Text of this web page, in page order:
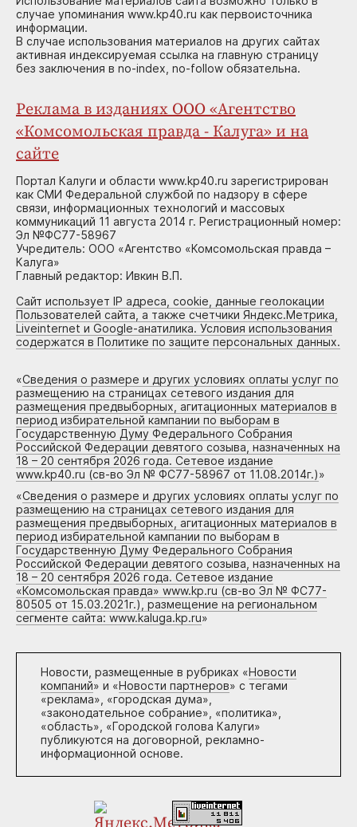
случае упоминания www.kp40.ru как первоисточника
информации.
В случае использования материалов на других сайтах
активная индексируемая ссылка на главную страницу
без заключения в no-index, no-follow обязательна.
Реклама в изданиях ООО «Агентство
«Комсомольская правда - Калуга» и на
сайте
Портал Калуги и области www.kp40.ru зарегистрирован
как СМИ Федеральной службой по надзору в сфере
связи, информационных технологий и массовых
коммуникаций 11 августа 2014 г. Регистрационный номер:
Эл №ФС77-58967
Учредитель: ООО «Агентство «Комсомольская правда –
Калуга»
Главный редактор: Ивкин В.П.
Сайт использует IP адреса, cookie, данные геолокации
Пользователей сайта, а также счетчики Яндекс.Метрика,
Liveinternet и Google-анатилика. Условия использования
содержатся в Политике по защите персональных данных.
«Сведения о размере и других условиях оплаты услуг по
размещению на страницах сетевого издания для
размещения предвыборных, агитационных материалов в
период избирательной кампании по выборам в
Государственную Думу Федерального Собрания
Российской Федерации девятого созыва, назначенных на
18 – 20 сентября 2026 года. Сетевое издание
www.kp40.ru (св-во Эл № ФС77-58967 от 11.08.2014г.)»
«Сведения о размере и других условиях оплаты услуг по
размещению на страницах сетевого издания для
размещения предвыборных, агитационных материалов в
период избирательной кампании по выборам в
Государственную Думу Федерального Собрания
Российской Федерации девятого созыва, назначенных на
18 – 20 сентября 2026 года. Сетевое издание
«Комсомольская правда» www.kp.ru (св-во Эл № ФС77-
80505 от 15.03.2021г.), размещение на региональном
сегменте сайта: www.kaluga.kp.ru»
Новости, размещенные в рубриках «Новости
компаний» и «Новости партнеров» с тегами
«реклама», «городская дума»,
«законодательное собрание», «политика»,
«область», «Городской голова Калуги»
публикуются на договорной, рекламно-
информационной основе.